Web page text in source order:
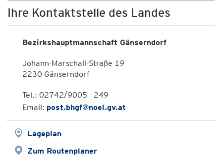
Ihre Kontaktstelle des Landes
Bezirkshauptmannschaft Gänserndorf
Johann-Marschall-Straße 19
2230 Gänserndorf
Tel.: 02742/9005 - 249
Email: post.bhgf@noel.gv.at
Lageplan
Zum Routenplaner